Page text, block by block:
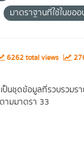
มาตราฐานที่ใช้ในขอ
6262 total views
นชุดข้อมูลที่รวบรวม
มมาตรา 33